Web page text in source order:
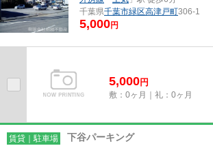
千葉県千葉市緑区高津戸町306-1
5,000円
5,000円
敷：0ヶ月｜礼：0ヶ月
賃貸｜駐車場 下谷パーキング